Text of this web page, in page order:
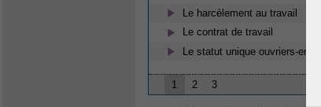
Le harcèlement au travail
Le contrat de travail
Le statut unique ouvriers-
1 2 3